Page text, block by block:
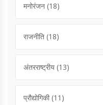
मनोरंजन (18)
राजनीति (18)
अंतरराष्ट्रीय (13)
प्रौद्योगिकी(11)